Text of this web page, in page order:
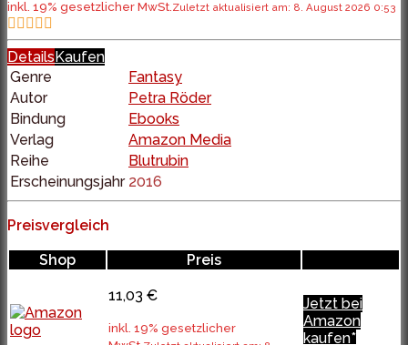
inkl. 19% gesetzlicher MwSt.Zuletzt aktualisiert am: 8. August 2026 0:53
Details Kaufen
Genre
Fantasy
Autor
Petra Röder
Bindung
Ebooks
Verlag
Amazon Media
Reihe
Blutrubin
Erscheinungsjahr 2016
Preisvergleich
Shop
Preis
11,03 €
inkl. 19% gesetzlicher
Jetzt bei
Amazon
kaufen*